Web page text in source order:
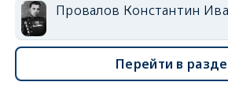
Провалов Константин
Перейти в